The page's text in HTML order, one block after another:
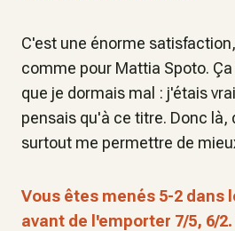
C'est une énorme
comme pour Mattia Spoto.
que je dormais mal : j'étais
pensais qu'à ce titre. Donc là,
surtout me permettre de
Vous êtes menés 5-2 dans
avant de l'emporter 7/5, 6/